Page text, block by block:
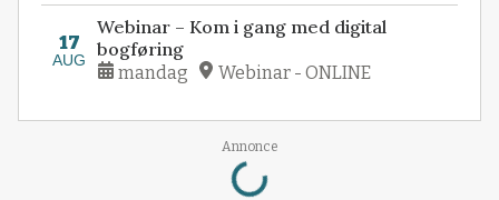
17
AUG
Webinar – Kom i gang med digital
bogføring
mandag Webinar - ONLINE
Annonce
Loading...